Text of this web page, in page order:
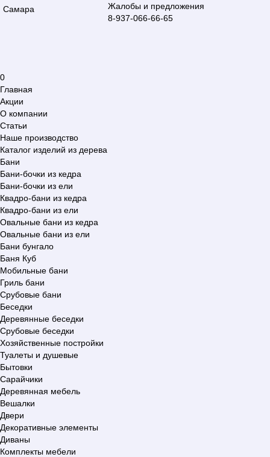
Самара
Жалобы и предложения
8-937-066-66-65
0
Главная
Акции
О компании
Статьи
Наше производство
Каталог изделий из дерева
Бани
Бани-бочки из кедра
Бани-бочки из ели
Квадро-бани из кедра
Квадро-бани из ели
Овальные бани из кедра
Овальные бани из ели
Бани бунгало
Баня Куб
Мобильные бани
Гриль бани
Срубовые бани
Беседки
Деревянные беседки
Срубовые беседки
Хозяйственные постройки
Туалеты и душевые
Бытовки
Сарайчики
Деревянная мебель
Вешалки
Двери
Декоративные элементы
Диваны
Комплекты мебели